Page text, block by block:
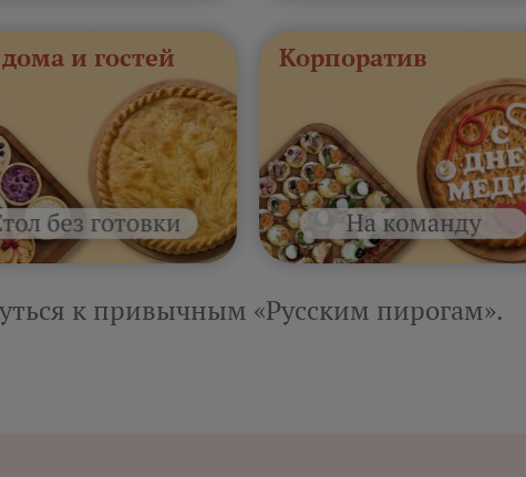
и гостей Корпоратив
к привычным «Русским пирогам».